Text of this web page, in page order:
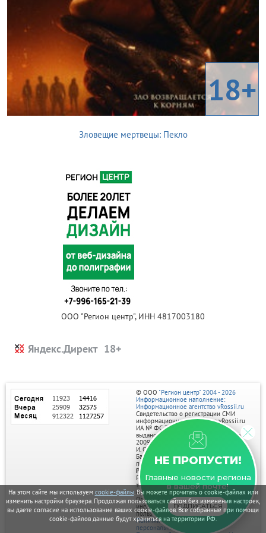
На этом сайте мы используем cookie-файлы. Вы можете прочитать о cookie-файлах или
изменить настройки браузера. Продолжая пользоваться сайтом без изменения настроек,
вы даете согласие на использование ваших cookie-файлов. Все собранные при помощи
cookie-файлов данные будут храниться на территории РФ.
18+
Зловещие мертвецы: Пекло
ООО "Регион центр", ИНН 4817003180
Яндекс.Директ
НЕ ПРОПУСТИ!
Главные новости региона
в вашей почте!
ПОДПИСАТЬСЯ
© ООО "Регион центр" 2004 - 2026
Информационное наполнение:
Информационное агентство vRossii.ru
Свидетельство о регистрации СМИ
информационного агентства vRossii.ru
ИА № ФС 77‑35502
выдано РОСКОМНАДЗОРом 04 марта
2009г.
И. О. Главного редактора Нарыков А. Н.
Баннеры на портале размещаются на
правах рекламы.
Реклама на портале:
Рекламное агентство "Умный маркетинг"
тел. 7-910-267-70-40,
email: umnyy.marketing@yandex.ru
Отдельные публикации могут содержать
информацию, не предназначенную для
пользователей до 18 лет.
Политика в отношении обработки
персональных данных